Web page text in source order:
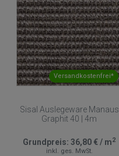
Versandkostenfrei*
Sisal Auslegeware Manaus
Graphit 40 | 4m
Grundpreis: 36,80 €/ m2
inkl. ges. MwSt.